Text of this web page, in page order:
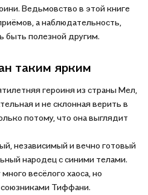
Ведьмовство в этой книге
а наблюдательность,
быть полезной другим.
таким ярким
героиня из страны Мел,
и не склонная верить в
потому, что она выглядит
независимый и вечно готовый
народец с синими телами.
весёлого хаоса, но
Тиффани.